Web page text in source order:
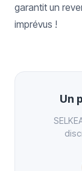
garantit un
imprévus !
Un